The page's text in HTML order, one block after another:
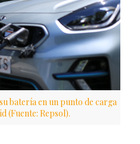
batería en un punto de carga
(Fuente: Repsol).